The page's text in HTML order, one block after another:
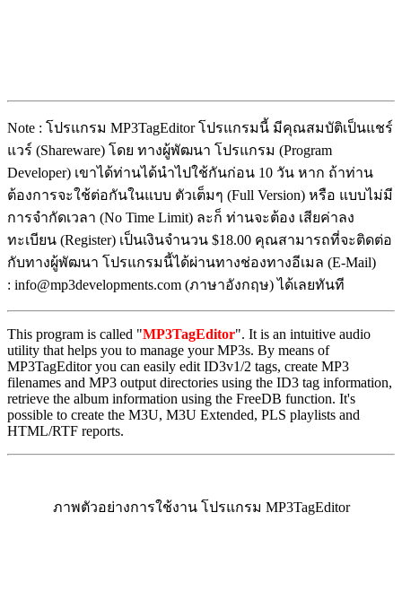
Note : โปรแกรม MP3TagEditor โปรแกรมนี้ มีคุณสมบัติเป็นแชร์
แวร์ (Shareware) โดย ทางผู้พัฒนา โปรแกรม (Program
Developer) เขาได้ท่านได้นำไปใช้กันก่อน 10 วัน หาก ถ้าท่าน
ต้องการจะใช้ต่อกันในแบบ ตัวเต็มๆ (Full Version) หรือ แบบไม่มี
การจำกัดเวลา (No Time Limit) ละก็ ท่านจะต้อง เสียค่าลง
ทะเบียน (Register) เป็นเงินจำนวน $18.00 คุณสามารถที่จะติดต่อ
กับทางผู้พัฒนา โปรแกรมนี้ได้ผ่านทางช่องทางอีเมล (E-Mail)
: info@mp3developments.com (ภาษาอังกฤษ) ได้เลยทันที
This program is called "MP3TagEditor". It is an intuitive audio
utility that helps you to manage your MP3s. By means of
MP3TagEditor you can easily edit ID3v1/2 tags, create MP3
filenames and MP3 output directories using the ID3 tag information,
retrieve the album information using the FreeDB function. It's
possible to create the M3U, M3U Extended, PLS playlists and
HTML/RTF reports.
ภาพตัวอย่างการใช้งาน โปรแกรม MP3TagEditor